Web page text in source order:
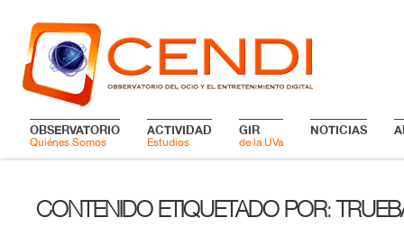
OBSERVATORIO
Quiénes Somos
ACTIVIDAD
Estudios
GIR
de la UVa
NOTICIAS
CONTENIDO ETIQUETADO POR: